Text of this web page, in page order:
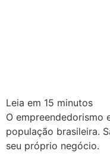
Leia em 15 minutos
O empreendedorismo
população brasileira.
seu próprio negócio.